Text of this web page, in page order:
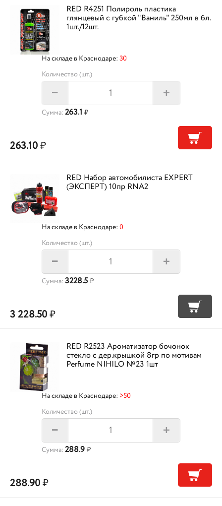
RED R4251 Полироль пластика
глянцевый с губкой "Ваниль" 250мл в бл.
1шт./12шт.
На складе в Краснодаре: 30
Количество (шт.)
– +
Сумма: 263.1 ₽
263.10₽
RED Набор автомобилиста EXPERT
(ЭКСПЕРТ) 10пр RNA2
На складе в Краснодаре: 0
Количество (шт.)
– +
Сумма: 3228.5 ₽
3 228.50₽
RED R2523 Ароматизатор бочонок
стекло с дер.крышкой 8гр по мотивам
Perfume NIHILO №23 1шт
На складе в Краснодаре: >50
Количество (шт.)
– +
Сумма: 288.9 ₽
288.90₽